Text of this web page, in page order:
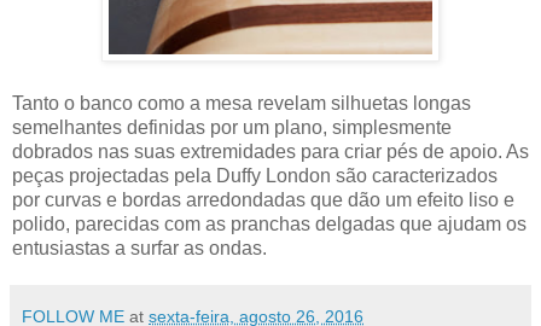
Tanto o banco como a mesa revelam silhuetas longas
semelhantes definidas por um plano, simplesmente
dobrados nas suas extremidades para criar pés de apoio. As
peças projectadas pela Duffy London são caracterizados
por curvas e bordas arredondadas que dão um efeito liso e
polido, parecidas com as pranchas delgadas que ajudam os
entusiastas a surfar as ondas.
FOLLOW ME at sexta-feira, agosto 26, 2016